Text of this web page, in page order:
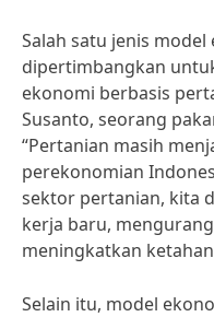
Salah satu jenis
dipertimbangkan
ekonomi berbasis
Susanto, seorang
“Pertanian masih
perekonomian
sektor pertanian, kita
kerja baru,
meningkatkan
Selain itu, model